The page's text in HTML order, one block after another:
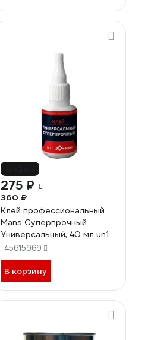
275 ₽
360 ₽
Клей профессиональный
Mans Суперпрочный
Универсальный, 40 мл un1
45615969
В корзину